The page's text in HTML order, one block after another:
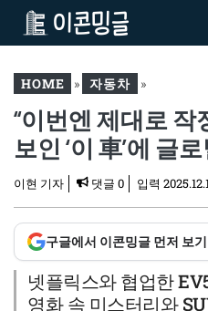
로 HOME » 자동차 »
“이번엔 제대로 작정했네”..
깜짝 행보 보인 ‘이 車’에 글
로벌 시장 ‘뒤집혔다’
“이번엔 제대로 작
보인 ‘이 車’에 글
이현 기자 댓글 0 입력
구글에서 이콘밍글 먼저 보기
넷플릭스와 협업한
영화 속 미스터리와